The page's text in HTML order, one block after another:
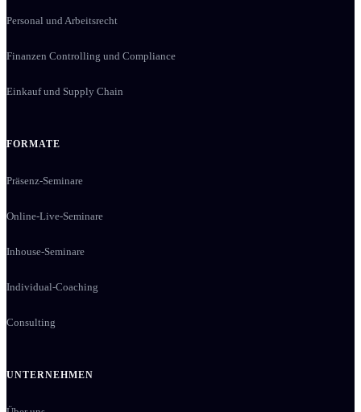
Personal und Arbeitsrecht
Finanzen Controlling und Compliance
Einkauf und Supply Chain
FORMATE
Präsenz-Seminare
Online-Live-Seminare
Inhouse-Seminare
Individual-Coaching
Consulting
UNTERNEHMEN